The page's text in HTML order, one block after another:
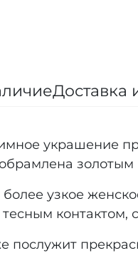
Доставка
украшение
золотым
более узкое
послужит